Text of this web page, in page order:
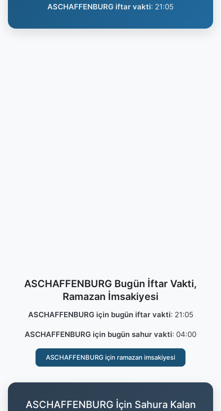
ASCHAFFENBURG iftar vakti: 21:05
ASCHAFFENBURG Bugün İftar Vakti,
Ramazan İmsakiyesi
ASCHAFFENBURG için bugün iftar vakti: 21:05
ASCHAFFENBURG için bugün sahur vakti: 04:00
ASCHAFFENBURG için ramazan imsakiyesi
ASCHAFFENBURG İçin Sahura Kalan